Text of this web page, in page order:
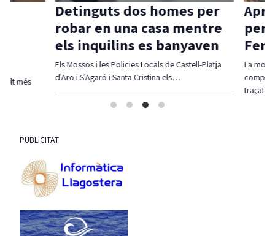
més
Detinguts dos homes per
robar en una casa mentre
els inquilins es banyaven
Els Mossos i les Policies Locals de Castell-Platja
d'Aro i S'Agaró i Santa Cristina els…
per
La
traçat,
PUBLICITAT